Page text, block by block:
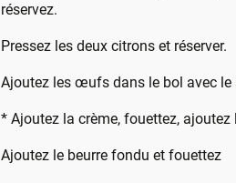
réservez.
Pressez les deux citrons et réserver.
Ajoutez les œufs dans le bol avec le
* Ajoutez la crème, fouettez,
Ajoutez le beurre fondu et fouettez